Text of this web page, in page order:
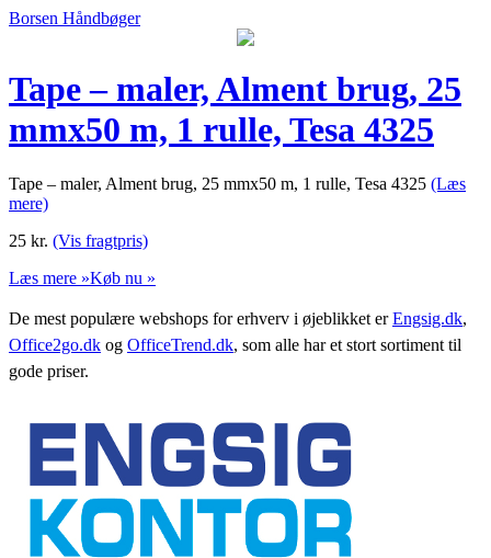
Borsen Håndbøger
Tape – maler, Alment brug, 25
mmx50 m, 1 rulle, Tesa 4325
Tape – maler, Alment brug, 25 mmx50 m, 1 rulle, Tesa 4325 (Læs
mere)
25 kr. (Vis fragtpris)
Læs mere »Køb nu »
De mest populære webshops for erhverv i øjeblikket erEngsig.dk,
Office2go.dk og OfficeTrend.dk, som alle har et stort sortiment til
gode priser.